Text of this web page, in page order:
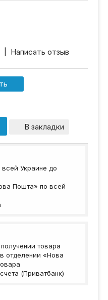
Написать отзыв
В закладки
всей Украине до
Пошта» по всей
товара
отделении «Нова
(Приватбанк)